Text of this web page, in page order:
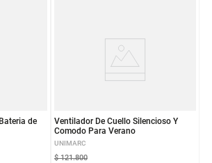
de
Ventilador De Cuello Silencioso Y
Comodo Para Verano
UNIMARC
$ 121.800